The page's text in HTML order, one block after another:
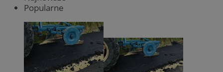
Popularne